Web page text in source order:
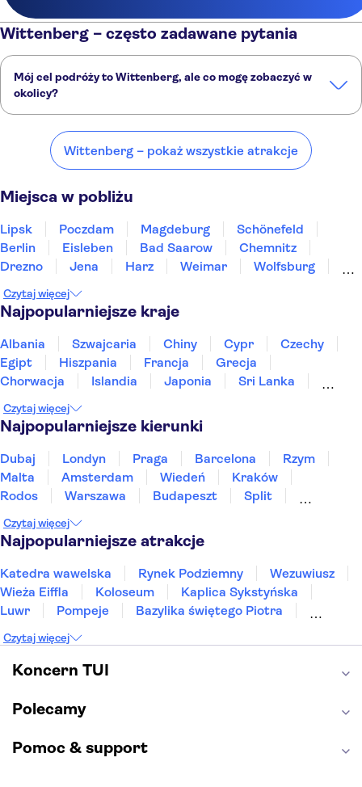
Wittenberg – często zadawane pytania
Mój cel podróży to Wittenberg, ale co mogę zobaczyć w
okolicy?
ciekawe miejsca, takie jak:
Poczdam Magdeburg Schönefeld
Wittenberg – pokaż wszystkie atrakcje
Miejsca w pobliżu
Lipsk Poczdam Magdeburg
Schönefeld
Berlin
Eisleben Bad Saarow
Chemnitz
Drezno
Jena Harz Weimar
Wolfsburg
Czytaj więcej
Najpopularniejsze kraje
Albania Szwajcaria Chiny Cypr
Czechy
Egipt
Hiszpania Francja
Grecja
Chorwacja
Islandia Japonia
Sri Lanka
Tunezja
Turcja Wietnam
Czytaj więcej
Najpopularniejsze kierunki
Dubaj Londyn Praga Barcelona
Rzym
Malta
Amsterdam Wiedeń
Kraków
Rodos
Warszawa Budapeszt
Split
Sopot
Gdynia Zakopane
Czytaj więcej
Najpopularniejsze atrakcje
Katedra wawelska Rynek Podziemny
Wezuwiusz
Wieża Eiffla
Koloseum
Kaplica Sykstyńska
Luwr
Pompeje
Bazylika świętego Piotra
Etna
Wawel Park Güell
Alhambra
Caminito del Rey
Czytaj więcej
Koncern TUI
Polecamy
Pomoc & support